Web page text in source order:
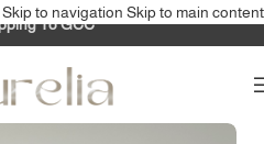
Skip to navigation Skip to main content
To GCC